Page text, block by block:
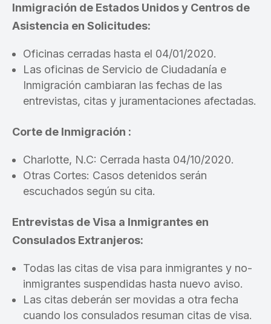
Inmigración de Estados Unidos y Centros de
Asistencia en Solicitudes:
Oficinas cerradas hasta el 04/01/2020.
Las oficinas de Servicio de Ciudadanía e
Inmigración cambiaran las fechas de las
entrevistas, citas y juramentaciones afectadas.
Corte de Inmigración :
Charlotte, N.C: Cerrada hasta 04/10/2020.
Otras Cortes: Casos detenidos serán
escuchados según su cita.
Entrevistas de Visa a Inmigrantes en
Consulados Extranjeros:
Todas las citas de visa para inmigrantes y no-
inmigrantes suspendidas hasta nuevo aviso.
Las citas deberán ser movidas a otra fecha
cuando los consulados resuman citas de visa.